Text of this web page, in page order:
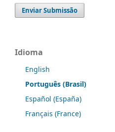
Enviar Submissão
Idioma
English
Português (Brasil)
Español (España)
Français (France)